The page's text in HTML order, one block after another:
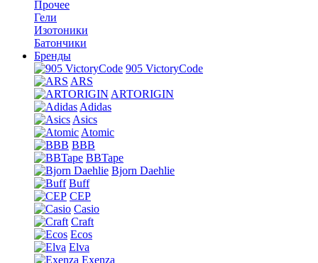
Прочее
Гели
Изотоники
Батончики
Бренды
905 VictoryCode
ARS
ARTORIGIN
Adidas
Asics
Atomic
BBB
BBTape
Bjorn Daehlie
Buff
CEP
Casio
Craft
Ecos
Elva
Exenza